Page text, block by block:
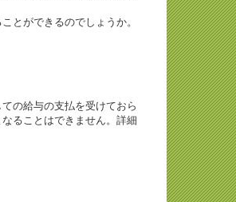
とができるのでしょうか。
の給与の支払を受けておら
ることはできません。詳細